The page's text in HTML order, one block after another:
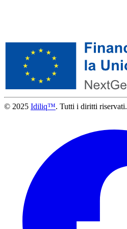
© 2025 Idiliq™. Tutti i diritti riservati.